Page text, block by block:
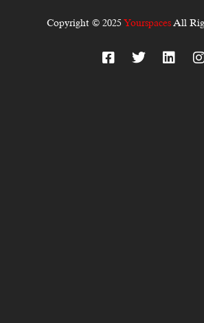
Copyright © 2025 Yourspaces All